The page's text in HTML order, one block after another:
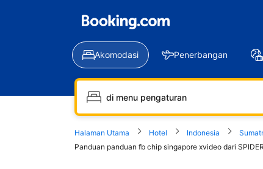
Akomodasi Penerbangan
Halaman Utama Hotel Indonesia
Panduan panduan fb chip singapore xvideo dari